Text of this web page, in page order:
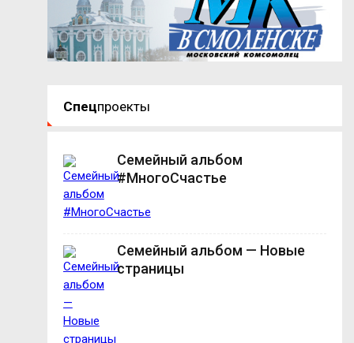
Спецпроекты
Семейный альбом
#МногоСчастье
Семейный альбом — Новые
страницы